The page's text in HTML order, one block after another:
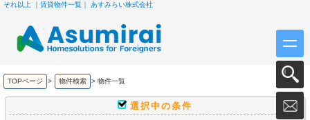
それ以上 ｜賃貸物件一覧｜ あすみらい株式会社
TOPページ > 物件検索 > 物件一覧
選択中の条件